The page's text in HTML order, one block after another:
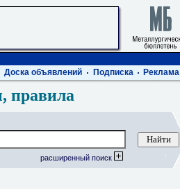
Доска объявлений Подписка Реклама
правила
расширенный поиск